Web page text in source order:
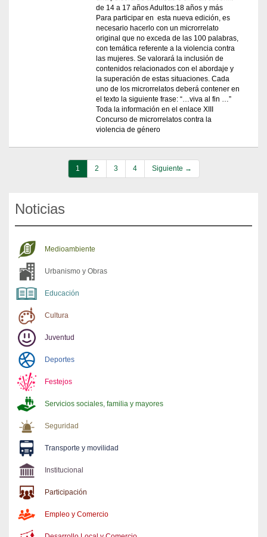
de 14 a 17 años Adultos:18 años y más
Para participar en esta nueva edición, es
necesario hacerlo con un microrrelato
original que no exceda de las 100 palabras,
con temática referente a la violencia contra
las mujeres. Se valorará la inclusión de
contenidos relacionados con el abordaje y
la superación de estas situaciones. Cada
uno de los microrrelatos deberá contener en
el texto la siguiente frase: “…viva al fin …”
Toda la información en el enlace XIII
Concurso de microrrelatos contra la
violencia de género
1 2 3 4 Siguiente →
Noticias
Medioambiente
Urbanismo y Obras
Educación
Cultura
Juventud
Deportes
Festejos
Servicios sociales, familia y mayores
Seguridad
Transporte y movilidad
Institucional
Participación
Empleo y Comercio